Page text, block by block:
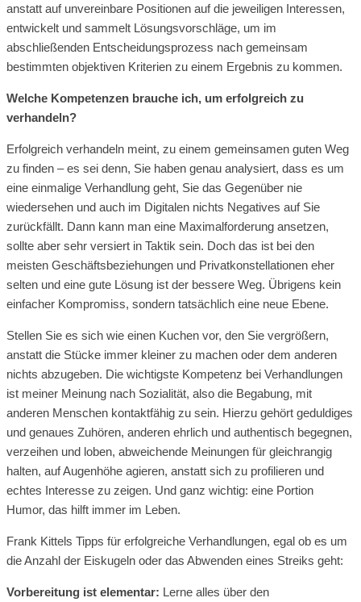
anstatt auf unvereinbare Positionen auf die jeweiligen Interessen,
entwickelt und sammelt Lösungsvorschläge, um im
abschließenden Entscheidungsprozess nach gemeinsam
bestimmten objektiven Kriterien zu einem Ergebnis zu kommen.
Welche Kompetenzen brauche ich, um erfolgreich zu
verhandeln?
Erfolgreich verhandeln meint, zu einem gemeinsamen guten Weg
zu finden – es sei denn, Sie haben genau analysiert, dass es um
eine einmalige Verhandlung geht, Sie das Gegenüber nie
wiedersehen und auch im Digitalen nichts Negatives auf Sie
zurückfällt. Dann kann man eine Maximalforderung ansetzen,
sollte aber sehr versiert in Taktik sein. Doch das ist bei den
meisten Geschäftsbeziehungen und Privatkonstellationen eher
selten und eine gute Lösung ist der bessere Weg. Übrigens kein
einfacher Kompromiss, sondern tatsächlich eine neue Ebene.
Stellen Sie es sich wie einen Kuchen vor, den Sie vergrößern,
anstatt die Stücke immer kleiner zu machen oder dem anderen
nichts abzugeben. Die wichtigste Kompetenz bei Verhandlungen
ist meiner Meinung nach Sozialität, also die Begabung, mit
anderen Menschen kontaktfähig zu sein. Hierzu gehört geduldiges
und genaues Zuhören, anderen ehrlich und authentisch begegnen,
verzeihen und loben, abweichende Meinungen für gleichrangig
halten, auf Augenhöhe agieren, anstatt sich zu profilieren und
echtes Interesse zu zeigen. Und ganz wichtig: eine Portion
Humor, das hilft immer im Leben.
Frank Kittels Tipps für erfolgreiche Verhandlungen, egal ob es um
die Anzahl der Eiskugeln oder das Abwenden eines Streiks geht:
Vorbereitung ist elementar: Lerne alles über den